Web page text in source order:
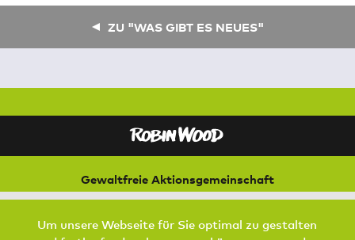
ZU "WAS GIBT ES NEUES"
Gewaltfreie Aktionsgemeinschaft
für Natur und Umwelt
21073 Hamburg
Um unsere Webseite für Sie optimal zu gestalten